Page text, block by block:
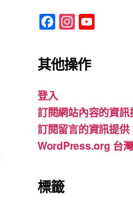
F
a
c
e
o
o
k
In
st
a
gr
m b
e
其他操作
登入
訂閱網站內容的資訊
訂閱留言的資訊提供
WordPress.org 台
標籤